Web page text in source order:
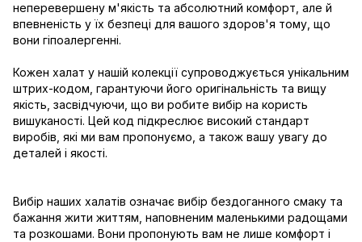
неперевершену м'якість та абсолютний комфорт, але й
впевненість у їх безпеці для вашого здоров'я тому, що
вони гіпоалергенні.
Кожен халат у нашій колекції супроводжується унікальним
штрих-кодом, гарантуючи його оригінальність та вищу
якість, засвідчуючи, що ви робите вибір на користь
вишуканості. Цей код підкреслює високий стандарт
виробів, які ми вам пропонуємо, а також вашу увагу до
деталей і якості.
Вибір наших халатів означає вибір бездоганного смаку та
бажання жити життям, наповненим маленькими радощами
та розкошами. Вони пропонують вам не лише комфорт і